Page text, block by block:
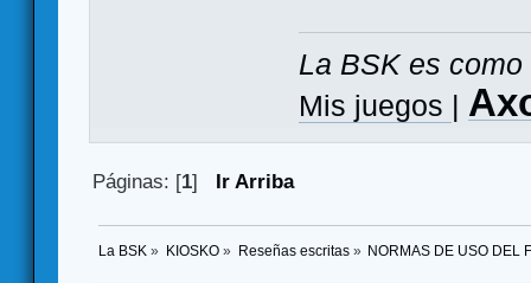
La BSK es
Mis juegos |
Páginas: [1] Ir Arriba
La BSK » KIOSKO» Reseñas escritas» NORMAS DE USO DEL